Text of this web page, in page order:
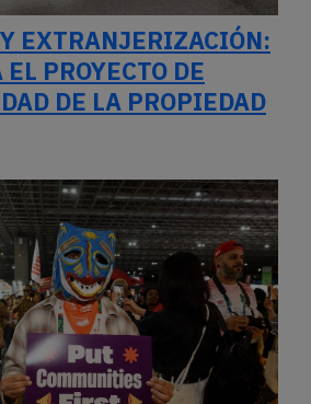
EXTRANJERIZACIÓN:
PROYECTO DE
DE LA PROPIEDAD